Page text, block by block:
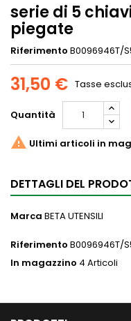
serie di 5
piegate
Riferimento B0096946T/
31,50 € Tasse
Quantità
 Ultimi articoli in
DETTAGLI DEL
Marca BETA UTENSILI
Riferimento B0096946T/
In magazzino 4 Articoli